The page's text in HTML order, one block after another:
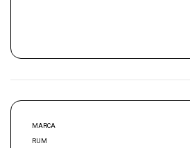
MARCA
RUM